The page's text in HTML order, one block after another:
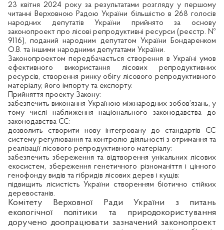
23 квітня 2024 року за результатами розгляду у першому
читанні Верховною Радою України більшістю в 268 голосів
народних депутатів України прийнято за основу
законопроект про лісові репродуктивні ресурси (реєстр. №
9116), поданий народним депутатом України Бондаренком
О.В. та іншими народними депутатами України.
Законопроектом передбачається створення в Україні умов
ефективного використання лісових репродуктивних
ресурсів, створення ринку обігу лісового репродуктивного
матеріалу, його імпорту та експорту.
Прийняття проекту Закону:
забезпечить виконання Україною міжнародних зобов’язань, у
тому числі наближення національного законодавства до
законодавства ЄС;
дозволить створити нову інтегровану до стандартів ЄС
систему регулювання та контролю діяльності з отримання та
реалізації лісового репродуктивного матеріалу;
забезпечить збереження та відтворення унікальних лісових
екосистем, збереження генетичного різноманіття і цінного
генофонду видів та гібридів лісових дерев і кущів;
підвищить лісистість України створенням біотично стійких
деревостанів.
Комітету Верховної Ради України з питань
екологічної політики та природокористування
доручено доопрацювати зазначений законопроект